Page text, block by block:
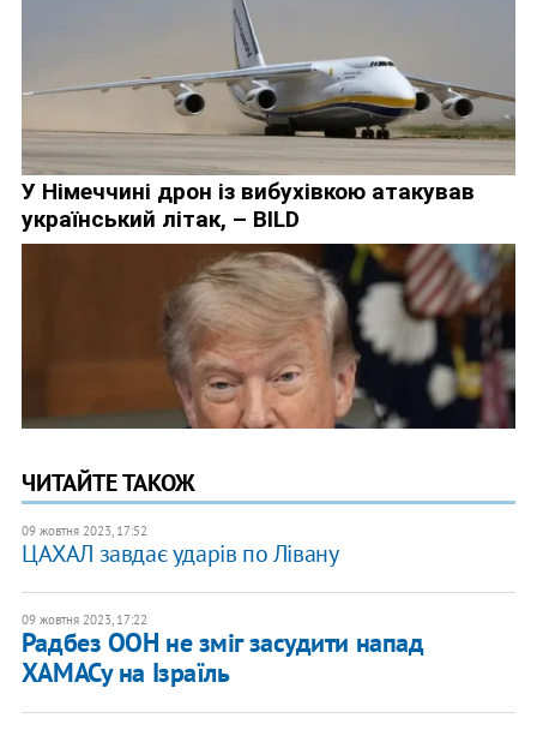
ЧИТАЙТЕ ТАКОЖ
09 жовтня 2023, 17:52
ЦАХАЛ завдає ударів по Лівану
09 жовтня 2023, 17:22
Радбез ООН не зміг засудити напад
ХАМАСу на Ізраїль